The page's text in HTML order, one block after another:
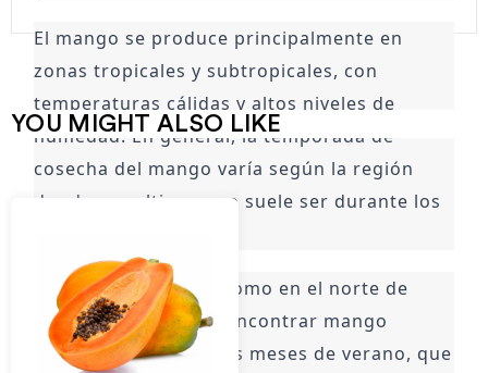
El mango se produce principalmente en
zonas tropicales y subtropicales, con
temperaturas cálidas y altos niveles de
humedad. En general, la temporada de
cosecha del mango varía según la región
donde se cultive, pero suele ser durante los
En algunos lugares, como en el norte de
Argentina, se puede encontrar mango
importado durante los meses de verano, que
YOU MIGHT ALSO LIKE